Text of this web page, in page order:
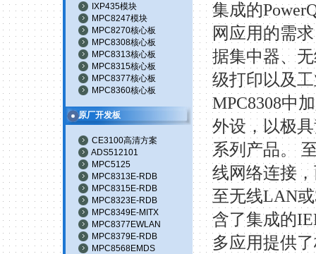
IXP435模块
MPC8247模块
MPC8270核心板
MPC8308核心板
MPC8313核心板
MPC8315核心板
MPC8377核心板
MPC8360核心板
原厂开发板
CE3100高清方案
ADS512101
MPC5125
MPC8313E-RDB
MPC8315E-RDB
MPC8323E-RDB
MPC8349E-MITX
MPC8377EWLAN
MPC8379E-RDB
MPC8568EMDS
集成的
网应用的需
据集中器、
级打印以及
MPC8308中
外设，以极
系列产品。
线网络连接
至无线LAN或
含了集成的
多应用提供